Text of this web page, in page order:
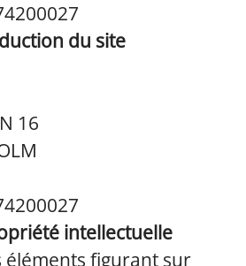
du site
16
intellectuelle
éléments figurant sur